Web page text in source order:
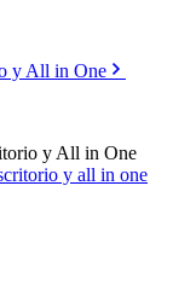
y All in One
y All in One
y all in one